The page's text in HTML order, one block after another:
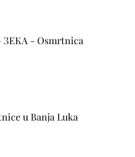
- Osmrtnica
u Banja Luka